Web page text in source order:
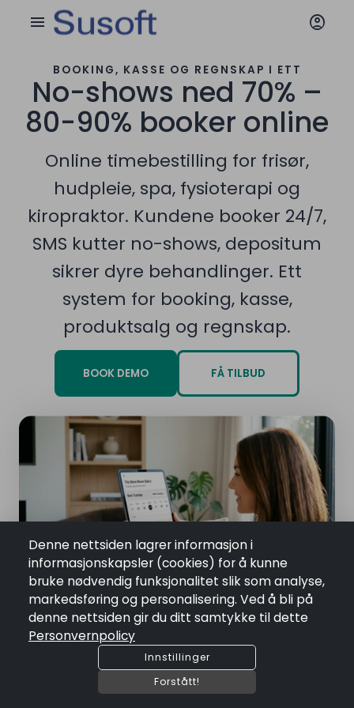
menu account_circle
BOOKING, KASSE OG REGNSKAP I ETT
No-shows ned 70% –
80-90% booker online
Online timebestilling for frisør,
hudpleie, spa, fysioterapi og
kiropraktor. Kundene booker 24/7,
SMS kutter no-shows, depositum
sikrer dyre behandlinger. Ett
system for booking, kasse,
produktsalg og regnskap.
BOOK DEMO FÅ TILBUD
Denne nettsiden lagrer informasjon i
informasjonskapsler (cookies) for å kunne
bruke nødvendig funksjonalitet slik som analyse,
markedsføring og personalisering. Ved å bli på
denne nettsiden gir du ditt samtykke til dette
Personvernpolicy
Innstillinger
Forstått!